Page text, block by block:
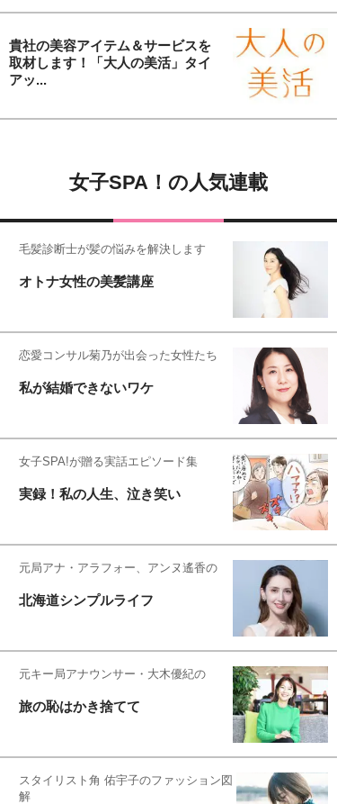
貴社の美容アイテム＆サービスを
取材します！「大人の美活」タイ
アッ...
女子SPA！の人気連載
毛髪診断士が髪の悩みを解決します
オトナ女性の美髪講座
恋愛コンサル菊乃が出会った女性たち
私が結婚できないワケ
女子SPA!が贈る実話エピソード集
実録！私の人生、泣き笑い
元局アナ・アラフォー、アンヌ遙香の
北海道シンプルライフ
元キー局アナウンサー・大木優紀の
旅の恥はかき捨てて
スタイリスト角 佑宇子のファッション図
解